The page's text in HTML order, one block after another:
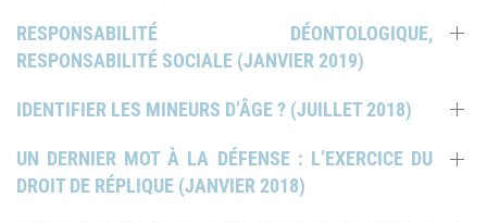
RESPONSABILITÉ DÉONTOLOGIQUE,
RESPONSABILITÉ SOCIALE (JANVIER 2019)
IDENTIFIER LES MINEURS D’ÂGE ? (JUILLET 2018)
UN DERNIER MOT À LA DÉFENSE : L’EXERCICE DU
DROIT DE RÉPLIQUE (JANVIER 2018)